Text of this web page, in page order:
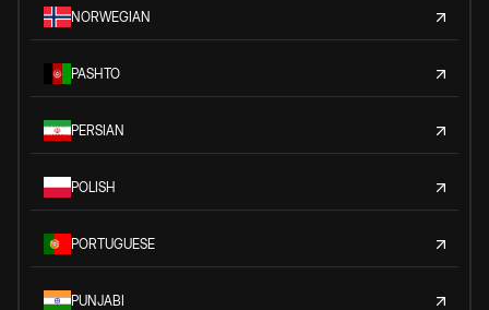
NORWEGIAN
PASHTO
PERSIAN
POLISH
PORTUGUESE
PUNJABI